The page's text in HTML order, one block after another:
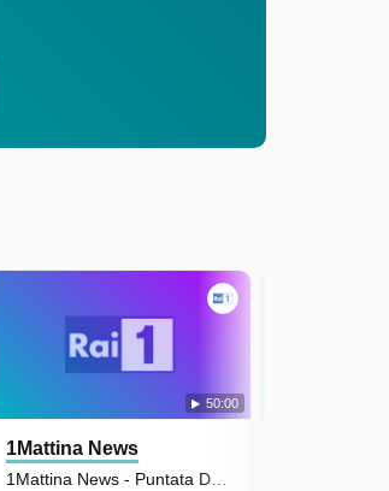
50:00
1Mattina News